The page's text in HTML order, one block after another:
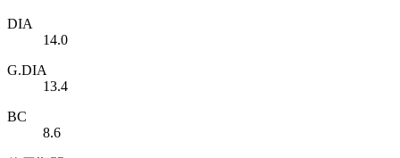
DIA
14.0
G.DIA
13.4
BC
8.6